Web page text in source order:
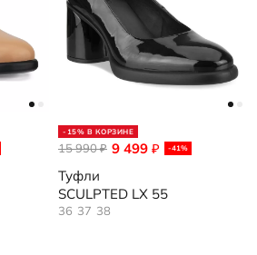
-15% В КОРЗИНЕ
9 499 ₽ -41%
15 990₽
Туфли
SCULPTED LX 55
36 37 38